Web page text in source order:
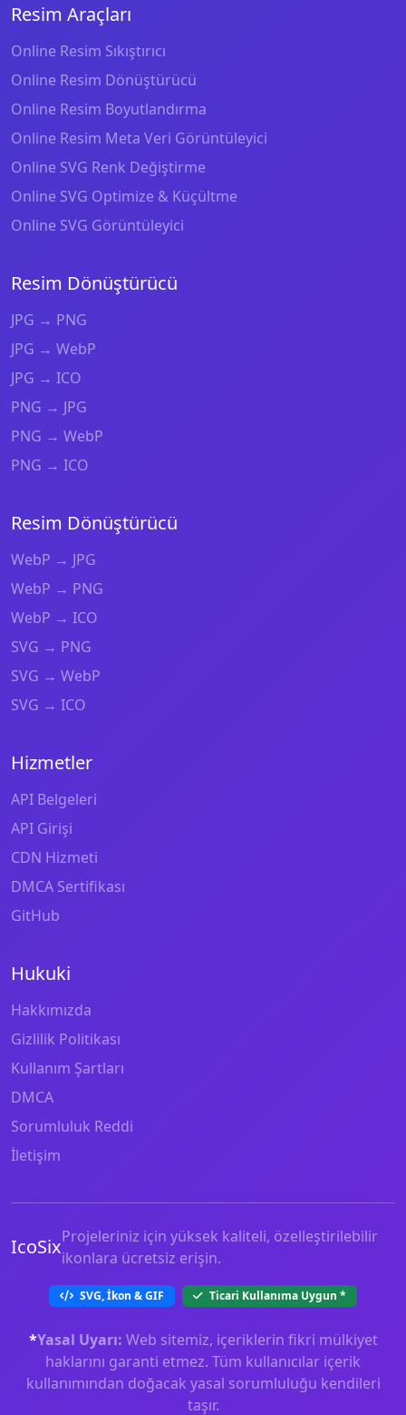
Resim Araçları
Online Resim Sıkıştırıcı
Online Resim Dönüştürücü
Online Resim Boyutlandırma
Online Resim Meta Veri Görüntüleyici
Online SVG Renk Değiştirme
Online SVG Optimize & Küçültme
Online SVG Görüntüleyici
Resim Dönüştürücü
JPG → PNG
JPG → WebP
JPG → ICO
PNG → JPG
PNG → WebP
PNG → ICO
Resim Dönüştürücü
WebP → JPG
WebP → PNG
WebP → ICO
SVG → PNG
SVG → WebP
SVG → ICO
Hizmetler
API Belgeleri
API Girişi
CDN Hizmeti
DMCA Sertifikası
GitHub
Hukuki
Hakkımızda
Gizlilik Politikası
Kullanım Şartları
DMCA
Sorumluluk Reddi
İletişim
IcoSixProjeleriniz için yüksek kaliteli, özelleştirilebilir
ikonlara ücretsiz erişin.
SVG, İkon & GIF Ticari Kullanıma Uygun *
*Yasal Uyarı: Web sitemiz, içeriklerin fikri mülkiyet
haklarını garanti etmez. Tüm kullanıcılar içerik
kullanımından doğacak yasal sorumluluğu kendileri
taşır.